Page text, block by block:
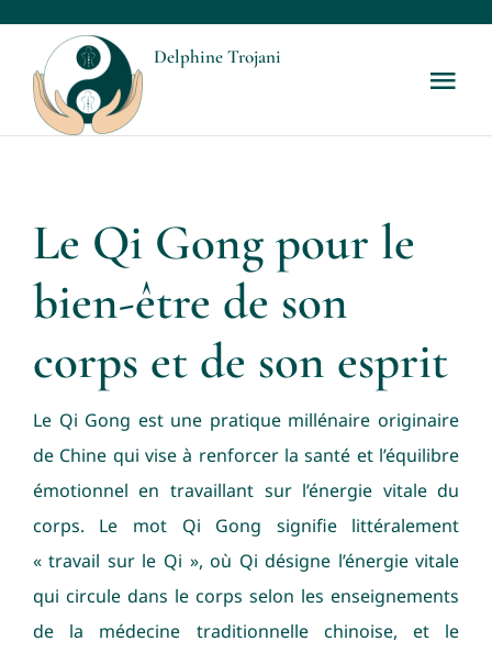
contenu
Delphine Trojani
Votre ostéopathe
Les prestations
Les tarifs
Prendre rendez-vous
Le Qi Gong pour le
bien-être de son
corps et de son esprit
Le Qi Gong est une pratique millénaire originaire
de Chine qui vise à renforcer la santé et l’équilibre
émotionnel en travaillant sur l’énergie vitale du
corps. Le mot Qi Gong signifie littéralement
« travail sur le Qi », où Qi désigne l’énergie vitale
qui circule dans le corps selon les enseignements
de la médecine traditionnelle chinoise, et le